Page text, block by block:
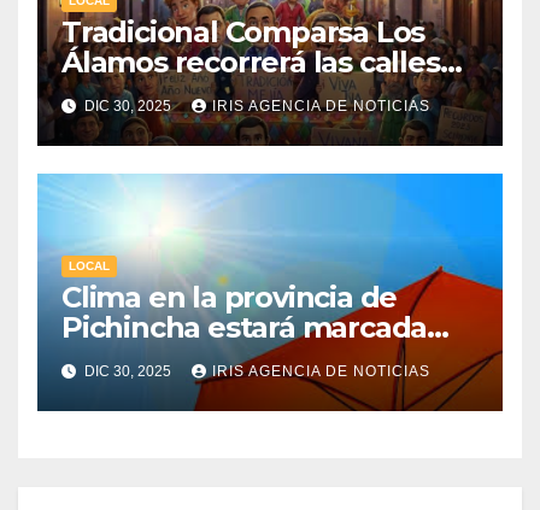
Tradicional Comparsa Los
Álamos recorrerá las calles
de la ciudad de Machachi
DIC 30, 2025 IRIS AGENCIA DE NOTICIAS
LOCAL
Clima en la provincia de
Pichincha estará marcada
por una fuerte radiación UV
DIC 30, 2025 IRIS AGENCIA DE NOTICIAS